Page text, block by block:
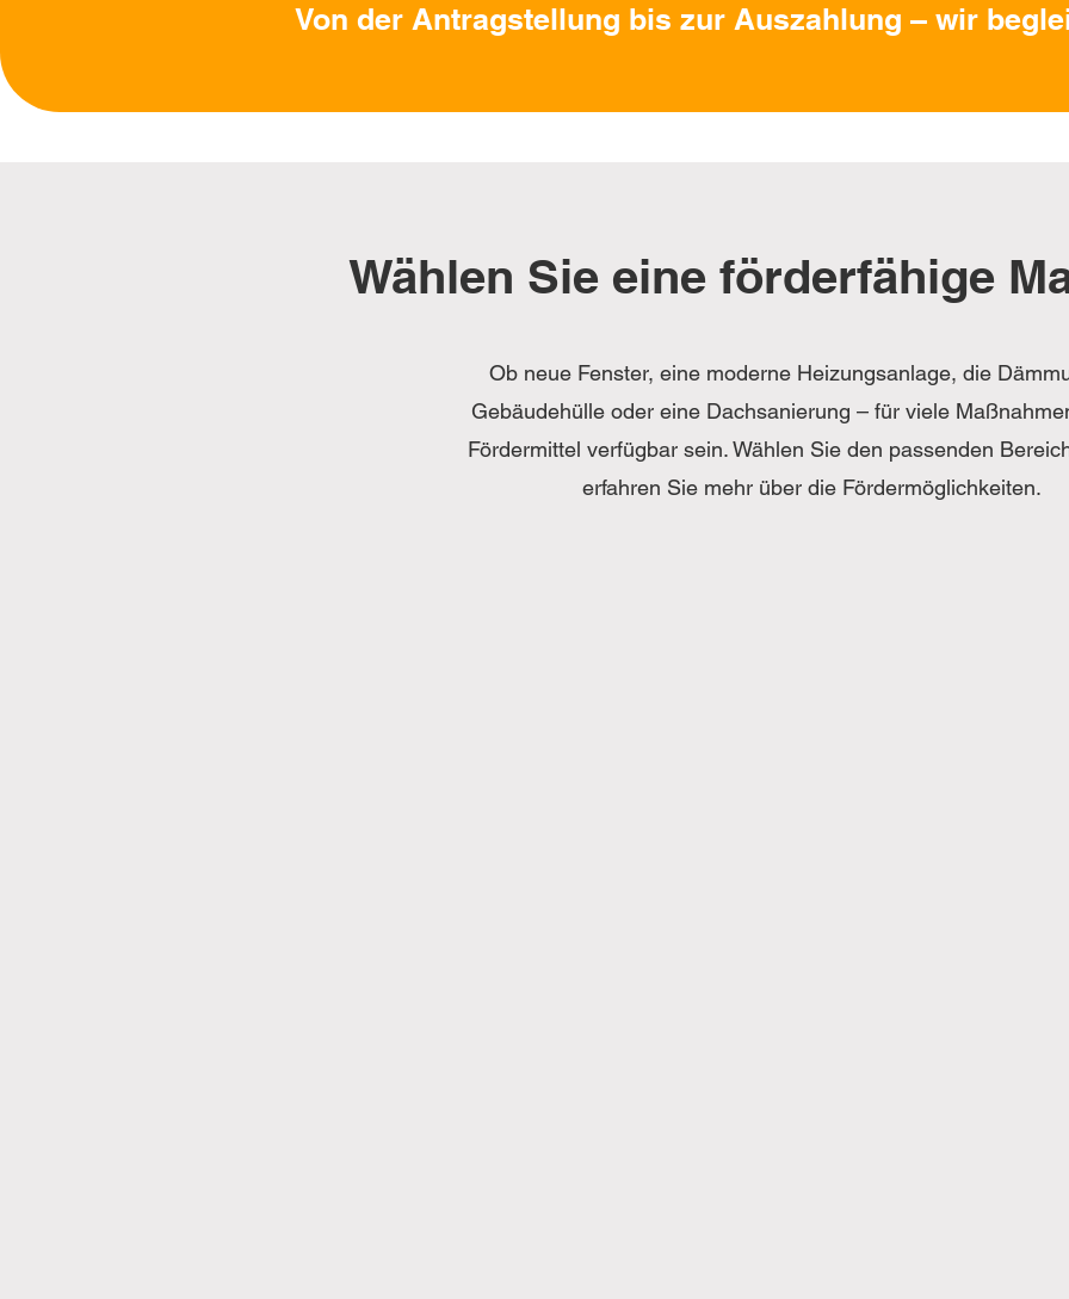
Von der Antragstellung bis zur Auszahlung – wir
Wählen Sie eine förderfähige
Ob neue Fenster, eine moderne Heizungsanlage, die
Gebäudehülle oder eine Dachsanierung – für viele
Fördermittel verfügbar sein. Wählen Sie den passenden
erfahren Sie mehr über die Fördermöglichkeiten.